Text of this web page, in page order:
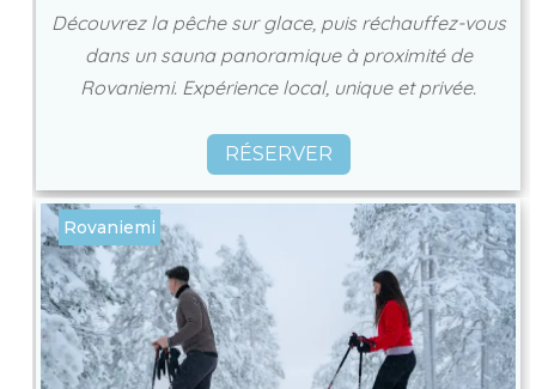
Découvrez la pêche sur glace, puis réchauffez-vous
dans un sauna panoramique à proximité de
Rovaniemi. Expérience local, unique et privée.
RÉSERVER
Rovaniemi